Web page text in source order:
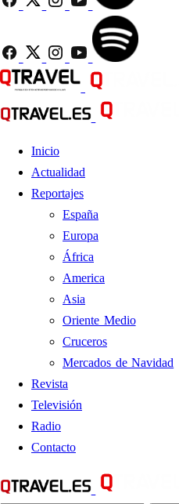
Inicio
Actualidad
Reportajes
España
Europa
África
America
Asia
Oriente Medio
Cruceros
Mercados de Navidad
Revista
Televisión
Radio
Contacto